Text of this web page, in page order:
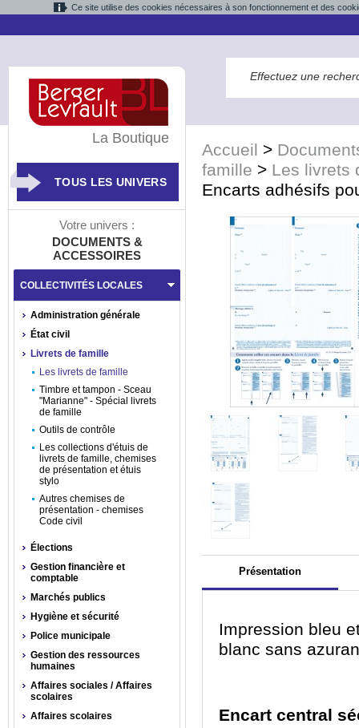
Ce site utilise des cookies nécessaires à son fonctionnement et des
Accueil >
famille > Les livrets
Encarts adhésifs
Présentation
Impression bleu
blanc sans
Encart central
La Boutique
TOUS LES UNIVERS
Votre univers :
DOCUMENTS &
ACCESSOIRES
COLLECTIVITÉS LOCALES
Administration générale
État civil
Livrets de famille
Les livrets de famille
Timbre et tampon - Sceau
"Marianne" - Spécial livrets
de famille
Outils de contrôle
Les collections d'étuis de
livrets de famille, chemises
de présentation et étuis
stylo
Autres chemises de
présentation - chemises
Code civil
Élections
Gestion financière et
comptable
Marchés publics
Hygiène et sécurité
Police municipale
Gestion des ressources
humaines
Affaires sociales / Affaires
scolaires
Affaires scolaires